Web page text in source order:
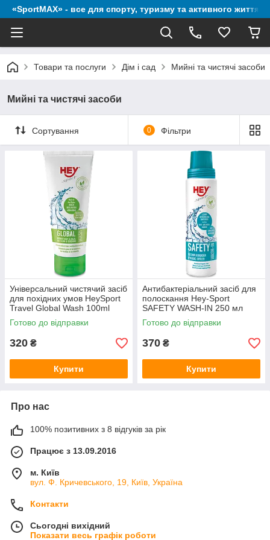
«SportMAX» - все для спорту, туризму та активного життя
Товари та послуги Дім і сад Мийні та чистячі засоби
Мийні та чистячі засоби
Сортування 0 Фільтри
Універсальний чистячий засіб
для похідних умов HeySport
Travel Global Wash 100ml
(20830000)
Готово до відправки
320 ₴
Купити
Антибактеріальний засіб для
полоскання Hey-Sport
SAFETY WASH-IN 250 мл
(20720000)
Готово до відправки
370 ₴
Купити
Про нас
100% позитивних з 8 відгуків за рік
Працює з 13.09.2016
м. Київ
вул. Ф. Кричевського, 19, Київ, Україна
Контакти
Сьогодні вихідний
Показати весь графік роботи